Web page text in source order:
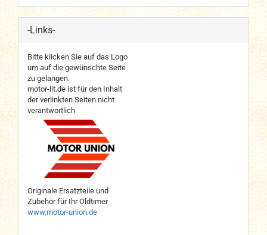
-Links-
Bitte klicken Sie auf das Logo
um auf die gewünschte Seite
zu gelangen.
motor-lit.de ist für den Inhalt
der verlinkten Seiten nicht
verantwortlich
Originale Ersatzteile und
Zubehör für Ihr Oldtimer
www.motor-union.de